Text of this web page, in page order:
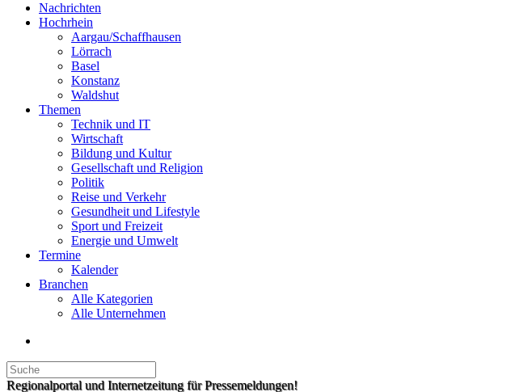
Nachrichten
Hochrhein
Aargau/Schaffhausen
Lörrach
Basel
Konstanz
Waldshut
Themen
Technik und IT
Wirtschaft
Bildung und Kultur
Gesellschaft und Religion
Politik
Reise und Verkehr
Gesundheit und Lifestyle
Sport und Freizeit
Energie und Umwelt
Termine
Kalender
Branchen
Alle Kategorien
Alle Unternehmen
Regionalportal und Internetzeitung für Pressemeldungen!